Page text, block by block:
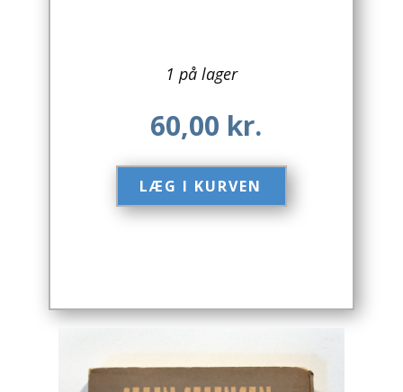
Oldtidskundskab
Ordbøger
Øvrige
Samfund / Politik
1 på lager
60,00 kr.
LÆG I KURVEN​